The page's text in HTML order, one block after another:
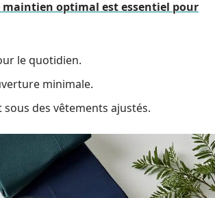
optimal est essentiel pour
le quotidien.
minimale.
des vêtements ajustés.